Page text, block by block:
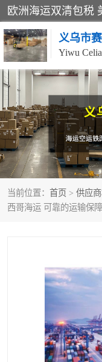
义乌市
当前位置： 首页 > 供应
西哥海运 可靠的运输保障
美森快船
加拿大海运/空运-
门
墨西哥海运/空运-
门